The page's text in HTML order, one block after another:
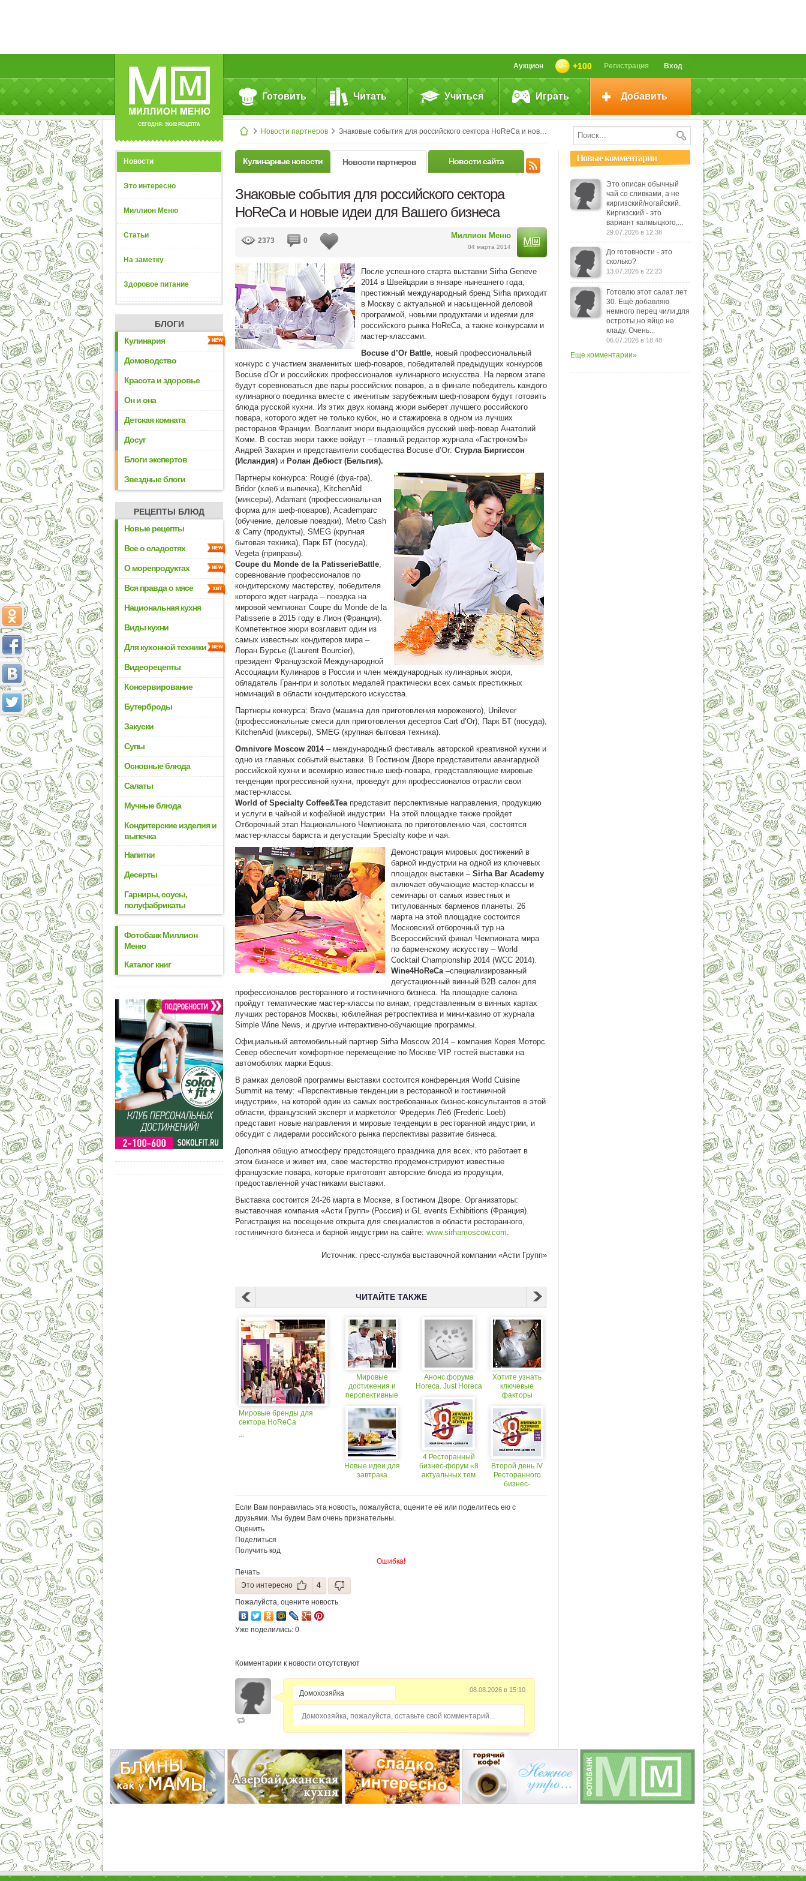
СЕГОДНЯ: 39142 РЕЦЕПТА
Вход
Регистрация
+100
Аукцион
Готовить Читать Учиться Играть Добавить
Новости партнеров Знаковые события для российского сектора HoReCa и новые идеи для Вашего бизнеса
Новости
Это интересно
Миллион Меню
Статьи
На заметку
Здоровое питание
БЛОГИ
Кулинария
Домоводство
Красота и здоровье
Он и она
Детская комната
Досуг
Блоги экспертов
Звездные блоги
РЕЦЕПТЫ БЛЮД
Новые рецепты
Все о сладостях
О морепродуктах
Вся правда о мясе
Национальная кухня
Виды кухни
Для кухонной техники
Видеорецепты
Консервирование
Бутерброды
Закуски
Супы
Основные блюда
Салаты
Мучные блюда
Кондитерские изделия и
выпечка
Напитки
Десерты
Гарниры, соусы,
полуфабрикаты
Фотобанк Миллион
Меню
Каталог книг
Кулинарные новости Новости партнеров Новости сайта
Знаковые события для российского сектора
HoReCa и новые идеи для Вашего бизнеса
Миллион Меню
04 марта 2014
2373 0
После успешного старта выставки Sirha Geneve
2014 в Швейцарии в январе нынешнего года,
престижный международный бренд Sirha приходит
в Москву с актуальной и насыщенной деловой
программой, новыми продуктами и идеями для
российского рынка HoReCa, а также конкурсами и
мастер-классами.
Bocuse d’Or Battle, новый профессиональный
конкурс с участием знаменитых шеф-поваров, победителей предыдущих конкурсов
Bocuse d’Or и российских профессионалов кулинарного искусства. На первом этапе
будут соревноваться две пары российских поваров, а в финале победитель каждого
кулинарного поединка вместе с именитым зарубежным шеф-поваром будут готовить
блюда русской кухни. Из этих двух команд жюри выберет лучшего российского
повара, которого ждет не только кубок, но и стажировка в одном из лучших
ресторанов Франции. Возглавит жюри выдающийся русский шеф-повар Анатолий
Комм. В состав жюри также войдут ‒ главный редактор журнала «ГастрономЪ»
Андрей Захарин и представители сообщества Bocuse d’Or: Стурла Биргиссон
(Исландия) и Ролан Дебюст (Бельгия).
Партнеры конкурса: Rougié (фуа-гра),
Bridor (хлеб и выпечка), KitchenAid
(миксеры), Adamant (профессиональная
форма для шеф-поваров), Academparc
(обучение, деловые поездки), Metro Cash
& Carry (продукты), SMEG (крупная
бытовая техника), Парк БТ (посуда),
Vegeta (приправы).
Coupe du Monde de la PatisserieBattle,
соревнование профессионалов по
кондитерскому мастерству, победителя
которого ждет награда ‒ поездка на
мировой чемпионат Coupe du Monde de la
Patisserie в 2015 году в Лион (Франция).
Компетентное жюри возглавит один из
самых известных кондитеров мира ‒
Лоран Бурсье ((Laurent Bourcier),
президент Французской Международной
Ассоциации Кулинаров в России и член международных кулинарных жюри,
обладатель Гран-при и золотых медалей практически всех самых престижных
номинаций в области кондитерского искусства.
Партнеры конкурса: Bravo (машина для приготовления мороженого), Unilever
(профессиональные смеси для приготовления десертов Cart d’Or), Парк БТ (посуда),
KitchenAid (миксеры), SMEG (крупная бытовая техника).
Omnivore Moscow 2014‒ международный фестиваль авторской креативной кухни и
одно из главных событий выставки. В Гостином Дворе представители авангардной
российской кухни и всемирно известные шеф-повара, представляющие мировые
тенденции прогрессивной кухни, проведут для профессионалов отрасли свои
мастер-классы.
World of Specialty Coffee&Teaпредставит перспективные направления, продукцию
и услуги в чайной и кофейной индустрии. На этой площадке также пройдет
Отборочный этап Национального Чемпионата по приготовлению чая, состоятся
мастер-классы бариста и дегустации Specialty кофе и чая.
Демонстрация мировых достижений в
барной индустрии на одной из ключевых
площадок выставки ‒ Sirha Bar Academy
включает обучающие мастер-классы и
семинары от самых известных и
титулованных барменов планеты. 26
марта на этой площадке состоится
Московский отборочный тур на
Всероссийский финал Чемпионата мира
по барменскому искусству – World
Cocktail Championship 2014 (WCC 2014).
Wine4HoReCa‒специализированный
дегустационный винный В2В салон для
профессионалов ресторанного и гостиничного бизнеса. На площадке салона
пройдут тематические мастер-классы по винам, представленным в винных картах
лучших ресторанов Москвы, юбилейная ретроспектива и мини-казино от журнала
Simple Wine News, и другие интерактивно-обучающие программы.
Официальный автомобильный партнер Sirha Moscow 2014 ‒ компания Корея Моторс
Север обеспечит комфортное перемещение по Москве VIP гостей выставки на
автомобилях марки Equus.
В рамках деловой программы выставки состоится конференция World Cuisine
Summit на тему: «Перспективные тенденции в ресторанной и гостиничной
индустрии», на которой один из самых востребованных бизнес-консультантов в этой
области, французский эксперт и маркетолог Фредерик Лёб (Frederic Loeb)
представит новые направления и мировые тенденции в ресторанной индустрии, и
обсудит с лидерами российского рынка перспективы развитие бизнеса.
Дополняя общую атмосферу предстоящего праздника для всех, кто работает в
этом бизнесе и живет им, свое мастерство продемонстрируют известные
французские повара, которые приготовят авторские блюда из продукции,
предоставленной участниками выставки.
Выставка состоится 24-26 марта в Москве, в Гостином Дворе. Организаторы:
выставочная компания «Асти Групп» (Россия) и GL events Exhibitions (Франция).
Регистрация на посещение открыта для специалистов в области ресторанного,
гостиничного бизнеса и барной индустрии на сайте: www.sirhamoscow.com.
Источник: пресс-служба выставочной компании «Асти Групп»
ЧИТАЙТЕ ТАКЖЕ
Мировые бренды для
сектора HoReCa
...
Мировые
достижения и
перспективные
HoReCa на
выставке Sirha
Moscow 2014
Новые идеи для
завтрака
Анонс форума
Horeca. Just Horeca
4 Ресторанный
бизнес-форум «8
актуальных тем
Хотите узнать
ключевые
факторы
ресторанного
бизнеса?
Второй день IV
Ресторанного
бизнес-
секреты
Если Вам понравилась эта новость, пожалуйста, оцените её или поделитесь ею с
друзьями. Мы будем Вам очень признательны.
Оценить
Поделиться
Получить код
Ошибка!
Печать
Это интересно
4
Пожалуйста, оцените новость
Уже поделились: 0
Комментарии к новости отсутствуют
08.08.2026 в 15:10
Домохозяйка, пожалуйста, оставьте свой комментарий...
Новые комментарии
Это описан обычный
чай со сливками, а не
киргизский/ногайский.
Киргизский - это
вариант калмыцкого,...
29.07.2026 в 12:38
До готовности - это
сколько?
13.07.2026 в 22:23
Готовлю этот салат лет
30. Ещё добавляю
немного перец чили,для
остроты,но яйцо не
кладу. Очень...
06.07.2026 в 18:48
Еще комментарии»